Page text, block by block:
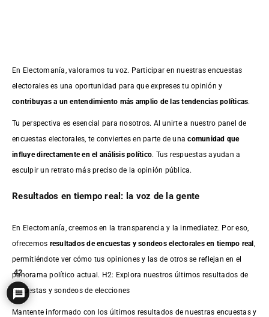
En Electomanía, valoramos tu voz. Participar en nuestras encuestas
electorales es una oportunidad para que expreses tu opinión y
contribuyas a un entendimiento más amplio de las tendencias políticas.
Tu perspectiva es esencial para nosotros. Al unirte a nuestro panel de
encuestas electorales, te conviertes en parte de unacomunidad que
influye directamente en el análisis político. Tus respuestas ayudan a
esculpir un retrato más preciso de la opinión pública.
Resultados en tiempo real: la voz de la gente
En Electomanía, creemos en la transparencia y la inmediatez. Por eso,
ofrecemos resultados deencuestas y sondeos electorales en tiempo real ,
permitiéndote ver cómo tus opiniones y las de otros se reflejan en el
panorama político actual. H2: Explora nuestros últimos resultados de
encuestas y sondeos de elecciones
Mantente informado con los últimos resultados de nuestras encuestasy
42